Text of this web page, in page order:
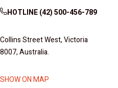
HOTLINE(42) 500-456-789
Collins Street West, Victoria
8007, Australia.
SHOW ON MAP